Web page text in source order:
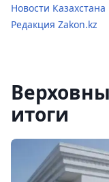
Новости
Редакция Zakon.kz
итоги